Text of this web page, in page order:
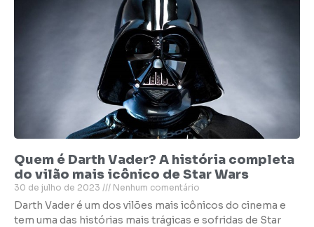
Quem é Darth Vader? A história completa
do vilão mais icônico de Star Wars
30 de julho de 2023 Nenhum comentário
Darth Vader é um dos vilões mais icônicos do cinema e
tem uma das histórias mais trágicas e sofridas de Star